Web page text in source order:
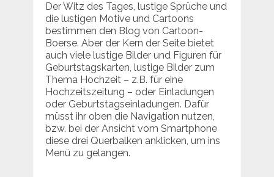
Der Witz des Tages, lustige Sprüche und
die lustigen Motive und Cartoons
bestimmen den Blog von Cartoon-
Boerse. Aber der Kern der Seite bietet
auch viele lustige Bilder und Figuren für
Geburtstagskarten, lustige Bilder zum
Thema Hochzeit – z.B. für eine
Hochzeitszeitung – oder Einladungen
oder Geburtstagseinladungen. Dafür
müsst ihr oben die Navigation nutzen,
bzw. bei der Ansicht vom Smartphone
diese drei Querbalken anklicken, um ins
Menü zu gelangen.